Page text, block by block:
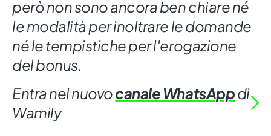
però non sono ancora ben chiare né
le modalità per inoltrare le domande
né le tempistiche per l'erogazione
del bonus.
Entra nel nuovocanale WhatsAppdi
Wamily